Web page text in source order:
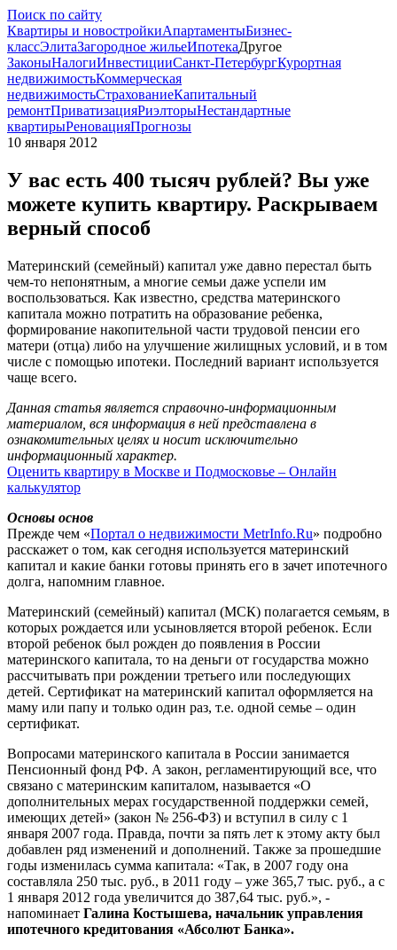
Поиск по сайту
Квартиры и новостройкиАпартаментыБизнес-
классЭлитаЗагородное жильеИпотекаДругое
ЗаконыНалогиИнвестицииСанкт-ПетербургКурортная
недвижимостьКоммерческая
недвижимостьСтрахованиеКапитальный
ремонтПриватизацияРиэлторыНестандартные
квартирыРеновацияПрогнозы
10 января 2012
У вас есть 400 тысяч рублей? Вы уже
можете купить квартиру. Раскрываем
верный способ
Материнский (семейный) капитал уже давно перестал быть
чем-то непонятным, а многие семьи даже успели им
воспользоваться. Как известно, средства материнского
капитала можно потратить на образование ребенка,
формирование накопительной части трудовой пенсии его
матери (отца) либо на улучшение жилищных условий, и в том
числе с помощью ипотеки. Последний вариант используется
чаще всего.
Данная статья является справочно-информационным
материалом, вся информация в ней представлена в
ознакомительных целях и носит исключительно
информационный характер.
Оценить квартиру в Москве и Подмосковье – Онлайн
калькулятор
Основы основ
Прежде чем «Портал о недвижимости MetrInfo.Ru» подробно
расскажет о том, как сегодня используется материнский
капитал и какие банки готовы принять его в зачет ипотечного
долга, напомним главное.
Материнский (семейный) капитал (МСК) полагается семьям, в
которых рождается или усыновляется второй ребенок. Если
второй ребенок был рожден до появления в России
материнского капитала, то на деньги от государства можно
рассчитывать при рождении третьего или последующих
детей. Сертификат на материнский капитал оформляется на
маму или папу и только один раз, т.е. одной семье – один
сертификат.
Вопросами материнского капитала в России занимается
Пенсионный фонд РФ. А закон, регламентирующий все, что
связано с материнским капиталом, называется «О
дополнительных мерах государственной поддержки семей,
имеющих детей» (закон № 256-ФЗ) и вступил в силу с 1
января 2007 года. Правда, почти за пять лет к этому акту был
добавлен ряд изменений и дополнений. Также за прошедшие
годы изменилась сумма капитала: «Так, в 2007 году она
составляла 250 тыс. руб., в 2011 году – уже 365,7 тыс. руб., а с
1 января 2012 года увеличится до 387,64 тыс. руб.», -
напоминает Галина Костышева, начальник управления
ипотечного кредитования «Абсолют Банка».